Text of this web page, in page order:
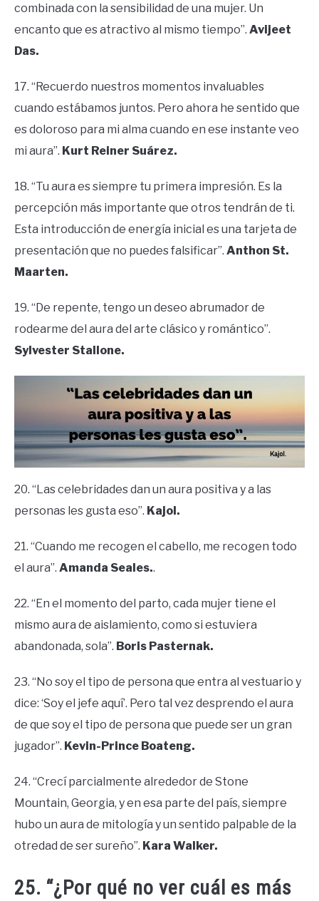
combinada con la sensibilidad de una mujer. Un
encanto que es atractivo al mismo tiempo”. Avijeet
Das.
17. “Recuerdo nuestros momentos invaluables
cuando estábamos juntos. Pero ahora he sentido que
es doloroso para mi alma cuando en ese instante veo
mi aura”. Kurt Reiner Suárez.
18. “Tu aura es siempre tu primera impresión. Es la
percepción más importante que otros tendrán de ti.
Esta introducción de energía inicial es una tarjeta de
presentación que no puedes falsificar”. Anthon St.
Maarten.
19. “De repente, tengo un deseo abrumador de
rodearme del aura del arte clásico y romántico”.
Sylvester Stallone.
20. “Las celebridades dan un aura positiva y a las
personas les gusta eso”. Kajol.
21. “Cuando me recogen el cabello, me recogen todo
el aura”. Amanda Seales..
22. “En el momento del parto, cada mujer tiene el
mismo aura de aislamiento, como si estuviera
abandonada, sola”. Boris Pasternak.
23. “No soy el tipo de persona que entra al vestuario y
dice: ‘Soy el jefe aquí’. Pero tal vez desprendo el aura
de que soy el tipo de persona que puede ser un gran
jugador”. Kevin-Prince Boateng.
24. “Crecí parcialmente alrededor de Stone
Mountain, Georgia, y en esa parte del país, siempre
hubo un aura de mitología y un sentido palpable de la
otredad de ser sureño”. Kara Walker.
25. “¿Por qué no ver cuál es más